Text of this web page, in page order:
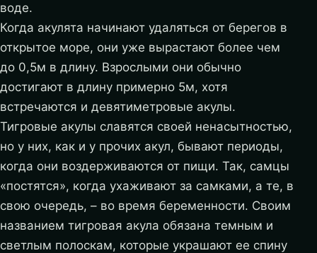
воде.
Когда акулята начинают удаляться от берегов в
открытое море, они уже вырастают более чем
до 0,5м в длину. Взрослыми они обычно
достигают в длину примерно 5м, хотя
встречаются и девятиметровые акулы.
Тигровые акулы славятся своей ненасытностью,
но у них, как и у прочих акул, бывают периоды,
когда они воздерживаются от пищи. Так, самцы
«постятся», когда ухаживают за самками, а те, в
свою очередь, – во время беременности. Своим
названием тигровая акула обязана темным и
светлым полоскам, которые украшают ее спину